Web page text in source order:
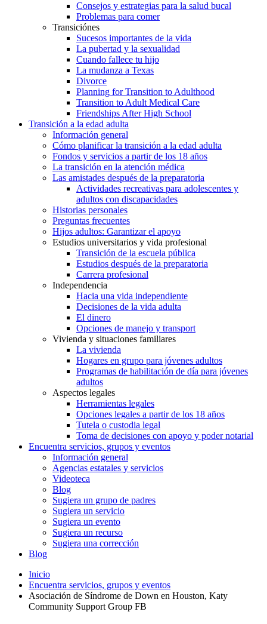
Consejos y estrategias para la salud bucal
Problemas para comer
Transiciónes
Sucesos importantes de la vida
La pubertad y la sexualidad
Cuando fallece tu hijo
La mudanza a Texas
Divorce
Planning for Transition to Adulthood
Transition to Adult Medical Care
Friendships After High School
Transición a la edad adulta
Información general
Cómo planificar la transición a la edad adulta
Fondos y servicios a partir de los 18 años
La transición en la atención médica
Las amistades después de la preparatoria
Actividades recreativas para adolescentes y
adultos con discapacidades
Historias personales
Preguntas frecuentes
Hijos adultos: Garantizar el apoyo
Estudios universitarios y vida profesional
Transición de la escuela pública
Estudios después de la preparatoria
Carrera profesional
Independencia
Hacia una vida independiente
Decisiones de la vida adulta
El dinero
Opciones de manejo y transport
Vivienda y situaciones familiares
La vivienda
Hogares en grupo para jóvenes adultos
Programas de habilitación de día para jóvenes
adultos
Aspectos legales
Herramientas legales
Opciones legales a partir de los 18 años
Tutela o custodia legal
Toma de decisiones con apoyo y poder notarial
Encuentra servicios, grupos y eventos
Información general
Agencias estatales y servicios
Videoteca
Blog
Sugiera un grupo de padres
Sugiera un servicio
Sugiera un evento
Sugiera un recurso
Sugiera una corrección
Blog
Inicio
Encuentra servicios, grupos y eventos
Asociación de Síndrome de Down en Houston, Katy
Community Support Group FB